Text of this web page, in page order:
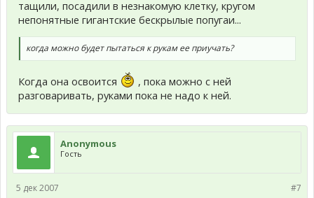
тащили, посадили в незнакомую клетку, кругом
непонятные гигантские бескрылые попугаи...
когда можно будет пытаться к рукам ее приучать?
Когда она освоится
, пока можно с ней
разговаривать, руками пока не надо к ней.
Anonymous
Гость
#7
5 дек 2007